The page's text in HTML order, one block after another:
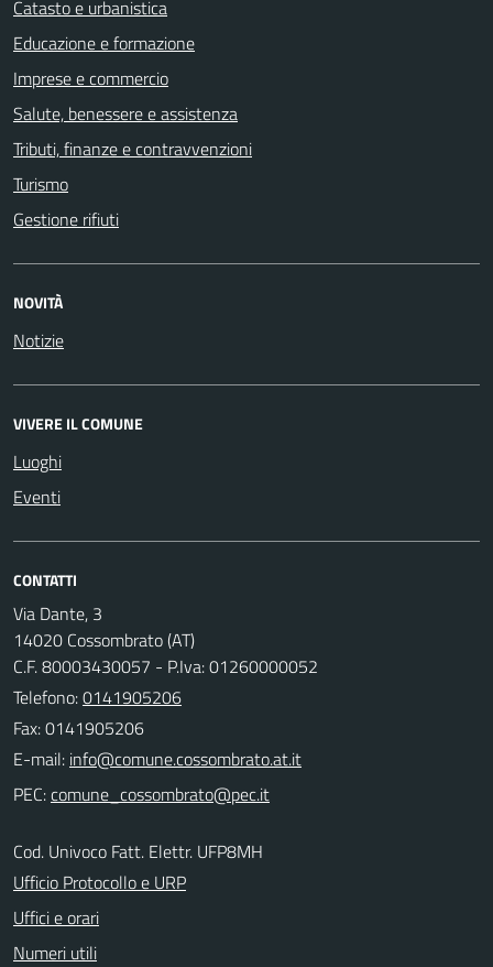
Catasto e urbanistica
Educazione e formazione
Imprese e commercio
Salute, benessere e assistenza
Tributi, finanze e contravvenzioni
Turismo
Gestione rifiuti
NOVITÀ
Notizie
VIVERE IL COMUNE
Luoghi
Eventi
CONTATTI
Via Dante, 3
14020 Cossombrato (AT)
C.F. 80003430057 - P.Iva: 01260000052
Telefono:0141905206
Fax: 0141905206
E-mail:
PEC:
Cod. Univoco Fatt. Elettr. UFP8MH
Ufficio Protocollo e URP
Uffici e orari
Numeri utili